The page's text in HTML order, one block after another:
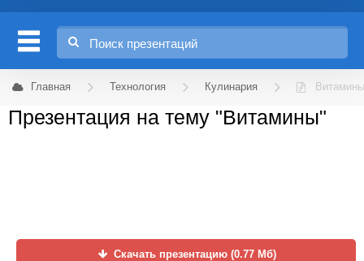
Главная Технология Кулинария Витамины
Презентация на тему "Витамины"
Скачать презентацию (0.77 Мб)